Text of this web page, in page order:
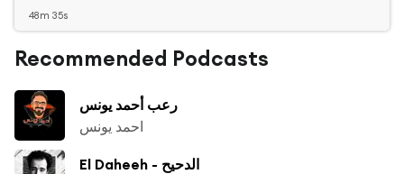
48m 35s
Recommended Podcasts
رعب أحمد يونس
احمد يونس
El Daheeh - الدحيح